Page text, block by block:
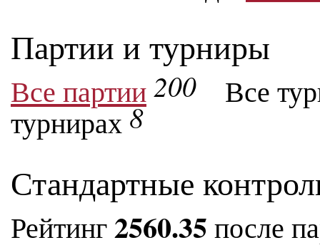
Партии и турниры
Все партии200
Все
турнирах8
Стандартные
Рейтинг2560.35 после